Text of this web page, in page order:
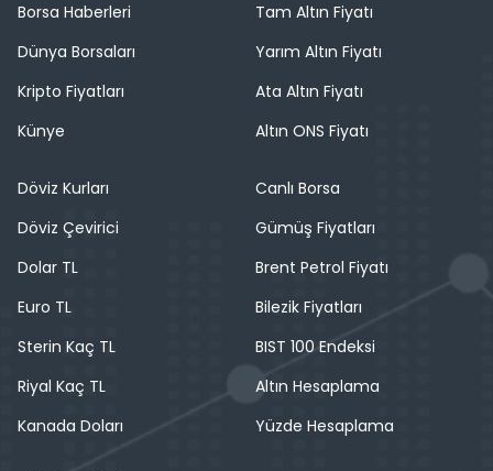
Borsa Haberleri
Dünya Borsaları
Kripto Fiyatları
Künye
Tam Altın Fiyatı
Yarım Altın Fiyatı
Ata Altın Fiyatı
Altın ONS Fiyatı
Döviz Kurları
Döviz Çevirici
Dolar TL
Euro TL
Sterin Kaç TL
Riyal Kaç TL
Kanada Doları
Canlı Borsa
Gümüş Fiyatları
Brent Petrol Fiyatı
Bilezik Fiyatları
BIST 100 Endeksi
Altın Hesaplama
Yüzde Hesaplama